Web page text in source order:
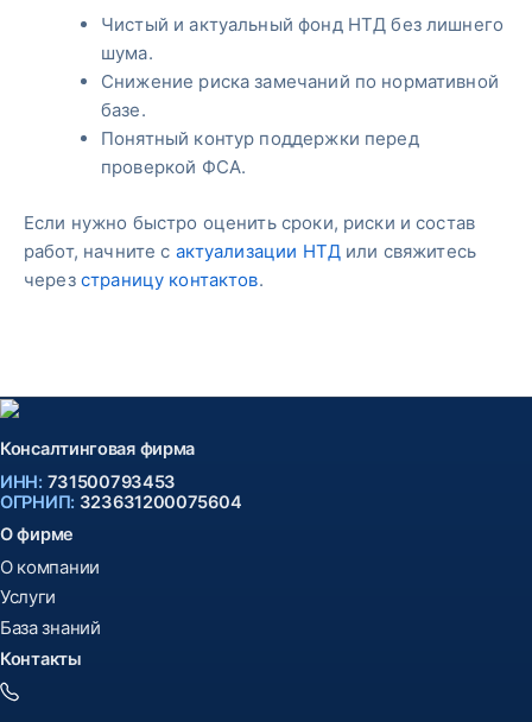
Чистый и актуальный фонд НТД без лишнего
шума.
Снижение риска замечаний по нормативной
базе.
Понятный контур поддержки перед
проверкой ФСА.
Если нужно быстро оценить сроки, риски и состав
работ, начните с актуализации НТДили свяжитесь
через страницу контактов.
Консалтинговая фирма
ИНН: 731500793453
ОГРНИП: 323631200075604
О фирме
О компании
Услуги
База знаний
Контакты